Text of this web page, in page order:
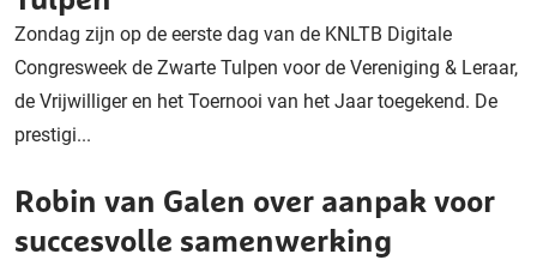
Zondag zijn op de eerste dag van de KNLTB Digitale
Congresweek de Zwarte Tulpen voor de Vereniging & Leraar,
de Vrijwilliger en het Toernooi van het Jaar toegekend. De
prestigi...
Robin van Galen over aanpak voor
succesvolle samenwerking